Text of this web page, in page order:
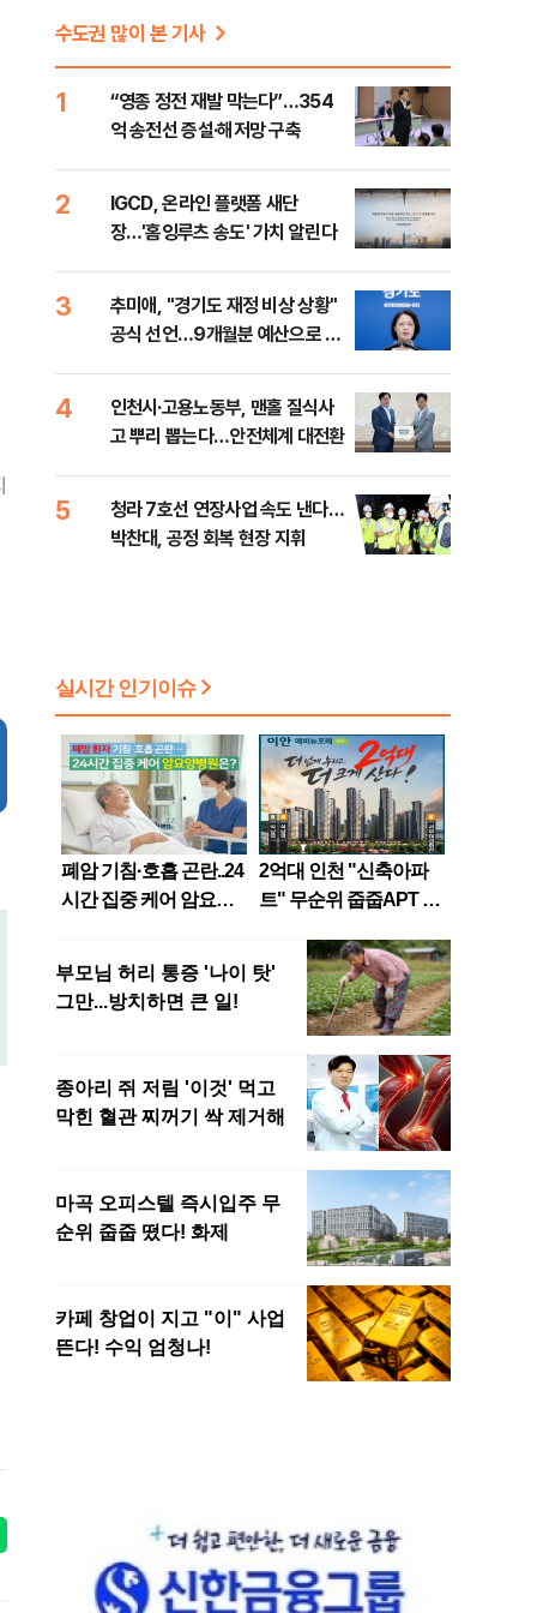
수도권 많이 본 기사
1
“영종 정전 재발 막는다”…354
억 송전선 증설·해저망 구축
2
IGCD, 온라인 플랫폼 새단
장…'홈잉루츠 송도' 가치 알린다
3
추미애, "경기도 재정 비상 상황"
공식 선언…9개월분 예산으로 민
4
인천시·고용노동부, 맨홀 질식사
고 뿌리 뽑는다…안전체계 대전환
5
청라 7호선 연장사업 속도 낸다…
박찬대, 공정 회복 현장 지휘